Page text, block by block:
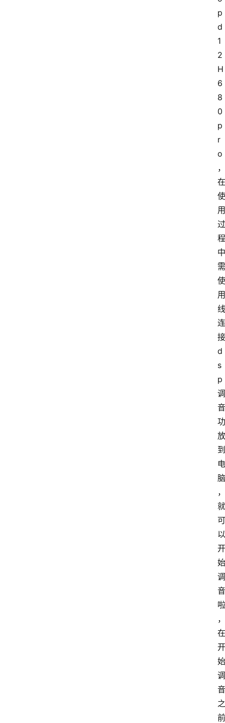
p
d
1
2
H
6
8
0
p
r
o
，
在
使
用
过
程
中
需
使
用
线
连
接
d
s
p
调
音
功
放
到
电
脑
，
就
可
以
开
始
调
音
啦
，
在
开
始
调
音
之
前